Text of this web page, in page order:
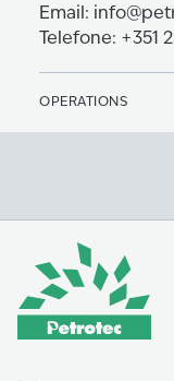
Email:
Telefone: +351
OPERATIONS
Petrotec
OPERATIONS
Petrotec França
Torne-
Estamos a
em tornar-se
Contacte-nos